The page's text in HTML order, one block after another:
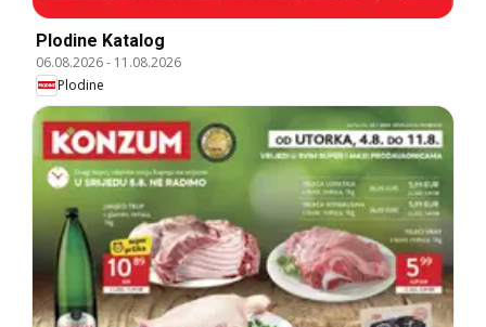
Plodine Katalog
06.08.2026- 11.08.2026
Plodine